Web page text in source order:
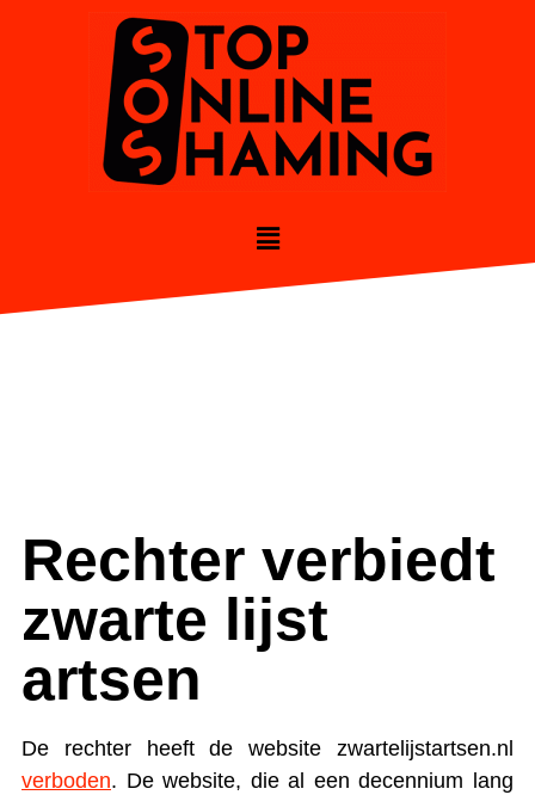
Rechter verbiedt
zwarte lijst
artsen
De rechter heeft de website zwartelijstartsen.nl
verboden. De website, die al een decennium lang